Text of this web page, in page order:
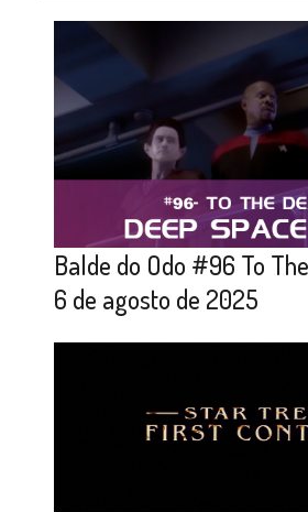
Balde do Odo #96 To
6 de agosto de 2025